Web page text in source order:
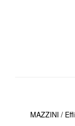
MAZZINI /